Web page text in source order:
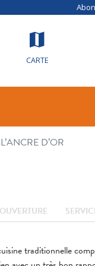
CARTE
L’ANCRE D’OR
OUVERTURE
traditionnelle